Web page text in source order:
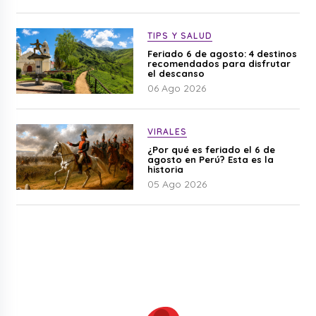
TIPS Y SALUD
Feriado 6 de agosto: 4 destinos
recomendados para disfrutar
el descanso
06 Ago 2026
VIRALES
¿Por qué es feriado el 6 de
agosto en Perú? Esta es la
historia
05 Ago 2026